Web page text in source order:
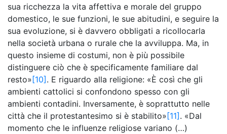
sua ricchezza la vita affettiva e morale del gruppo
domestico, le sue funzioni, le sue abitudini, e seguire la
sua evoluzione, si è davvero obbligati a ricollocarla
nella società urbana o rurale che la avviluppa. Ma, in
questo insieme di costumi, non è più possibile
distinguere ciò che è specificamente familiare dal
resto»[10]. E riguardo alla religione: «È così che gli
ambienti cattolici si confondono spesso con gli
ambienti contadini. Inversamente, è soprattutto nelle
città che il protestantesimo si è stabilito»[11]. «Dal
momento che le influenze religiose variano (…)